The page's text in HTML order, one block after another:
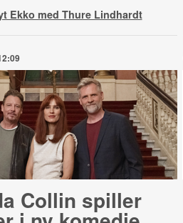
Ekko med Thure Lindhardt
Collin spiller